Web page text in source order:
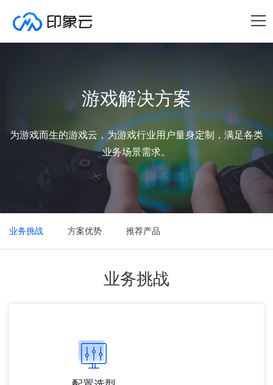
游戏解决方案
为游戏而生的游戏云，为游戏行业用户量身定制，满足各类
业务场景需求。
业务挑战 方案优势 推荐产品
业务挑战